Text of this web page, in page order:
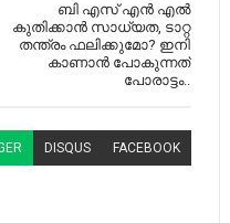
ബി എസ് എന്‍ എല്‍
കുതിക്കാന്‍ സാധ്യത, ടാറ്റ
തന്ത്രം ഫലിക്കുമോ? ഇനി
കാണാൻ പോകുന്നത്
പോരാട്ടം..
DISQUS FACEBOOK